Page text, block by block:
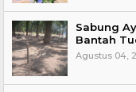
Sabung
Bantah
Agustus 04,